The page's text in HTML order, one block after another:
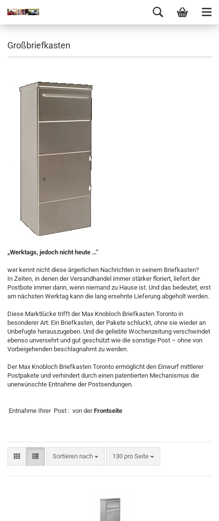
Großbriefkasten
„Werktags, jedoch nicht heute …“
wer kennt nicht diese ärgerlichen Nachrichten in seinem Briefkasten?
In Zeiten, in denen der Versandhandel immer stärker floriert, liefert der
Postbote immer dann, wenn niemand zu Hause ist. Und das bedeutet, erst
am nächsten Werktag kann die lang ersehnte Lieferung abgeholt werden.
Diese Marktlücke trifft der Max Knobloch Briefkasten Toronto in
besonderer Art: Ein Briefkasten, der Pakete schluckt, ohne sie wieder an
Unbefugte herauszugeben. Und die geliebte Wochenzeitung verschwindet
ebenso unversehrt und gut geschützt wie die sonstige Post – ohne von
Vorbeigehenden beschlagnahmt zu werden.
Der Max Knobloch Briefkasten Toronto ermöglicht den Einwurf mittlerer
Postpakete und verhindert durch einen patentierten Mechanismus die
unerwünschte Entnahme der Postsendungen.
Entnahme Ihrer Post : von derFrontseite
Sortieren nach 130 pro Seite